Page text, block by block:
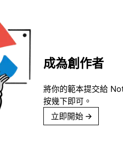
成為創作者
將你的範本提交給
按幾下即可。
立即開始 →